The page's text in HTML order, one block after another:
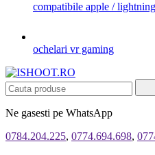
compatibile apple / lightning
ochelari vr gaming
Ne gasesti pe WhatsApp
0784.204.225, 0774.694.698,